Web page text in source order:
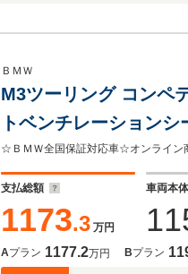
ＢＭＷ
M3ツーリング コンペ
トベンチレーション
ー アコースティック
ト ヘッドアップディ
支払総額
1173.3 万円
車両本
Aプラン 1177.2万円 Bプラン